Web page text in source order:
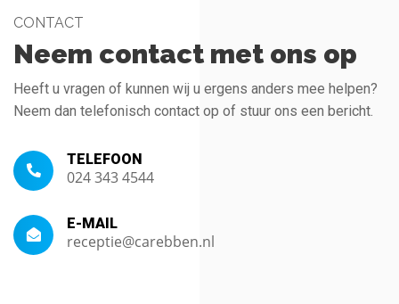
CONTACT
Neem contact met ons op
Heeft u vragen of kunnen wij u ergens anders mee helpen?
Neem dan telefonisch contact op of stuur ons een bericht.
TELEFOON
024 343 4544
E-MAIL
receptie@carebben.nl